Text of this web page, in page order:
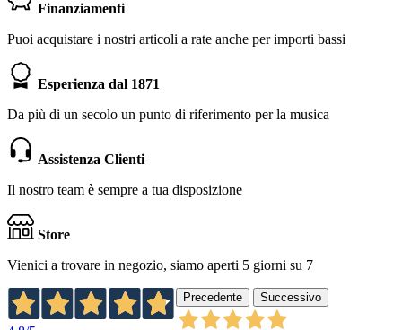
Finanziamenti
Puoi acquistare i nostri articoli a rate anche per importi bassi
Esperienza dal 1871
Da più di un secolo un punto di riferimento per la musica
Assistenza Clienti
Il nostro team è sempre a tua disposizione
Store
Vienici a trovare in negozio, siamo aperti 5 giorni su 7
Precedente Successivo